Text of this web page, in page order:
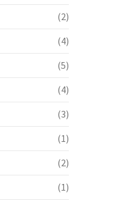
(2)
(4)
(5)
(4)
(3)
(1)
(2)
(1)